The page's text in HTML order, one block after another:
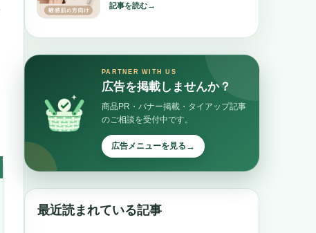
記事を読む→
PARTNER WITH US
広告を掲載しませんか？
商品PR・バナー掲載・タイアップ記事
のご相談を受付中です。
広告メニューを見る →
最近読まれている記事